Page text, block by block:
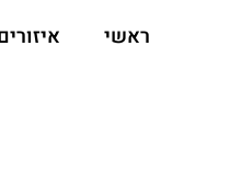
ראשי